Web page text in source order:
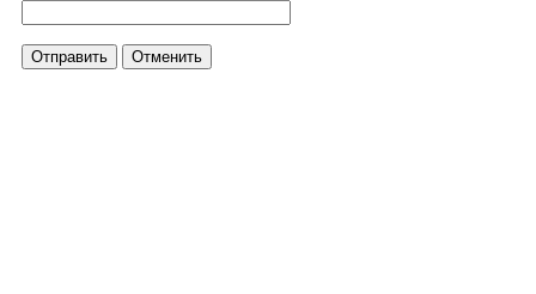
Отправить Отменить